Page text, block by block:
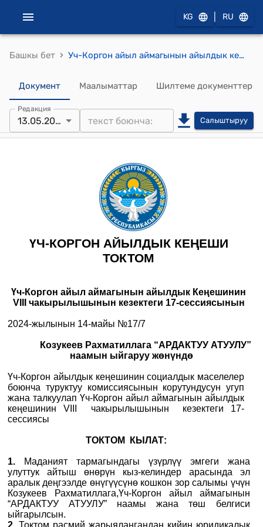
KG RU
Башкы бет › Уч-Коргон айыл аймагынын айылдык кенеши 2024 жылынын 14-майындагы "Козукеев Рахматиллага “АРДАКТУУ АТУУЛУ” наамын ыйгаруу жөнүндө" токтому
Документ Маалыматтар Шилтеме документтер
Редакция
13.05.2025 Салыштыруу